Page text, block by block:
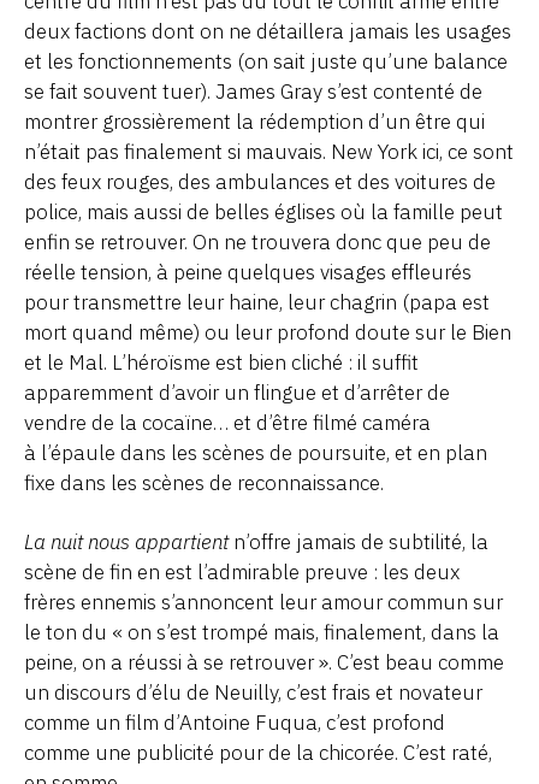
deux factions dont on ne détaillera jamais les usages
et les fonctionnements (on sait juste qu’une balance
se fait souvent tuer). James Gray s’est contenté de
montrer grossièrement la rédemption d’un être qui
n’était pas finalement si mauvais. New York ici, ce sont
des feux rouges, des ambulances et des voitures de
police, mais aussi de belles églises où la famille peut
enfin se retrouver. On ne trouvera donc que peu de
réelle tension, à peine quelques visages effleurés
pour transmettre leur haine, leur chagrin (papa est
mort quand même) ou leur profond doute sur le Bien
et le Mal. L’héroïsme est bien cliché : il suffit
apparemment d’avoir un flingue et d’arrêter de
vendre de la cocaïne… et d’être filmé caméra
à l’épaule dans les scènes de poursuite, et en plan
fixe dans les scènes de reconnaissance.
La nuit nous appartientn’offre jamais de subtilité, la
scène de fin en est l’admirable preuve : les deux
frères ennemis s’annoncent leur amour commun sur
le ton du « on s’est trompé mais, finalement, dans la
peine, on a réussi à se retrouver ». C’est beau comme
un discours d’élu de Neuilly, c’est frais et novateur
comme un film d’Antoine Fuqua, c’est profond
comme une publicité pour de la chicorée. C’est raté,